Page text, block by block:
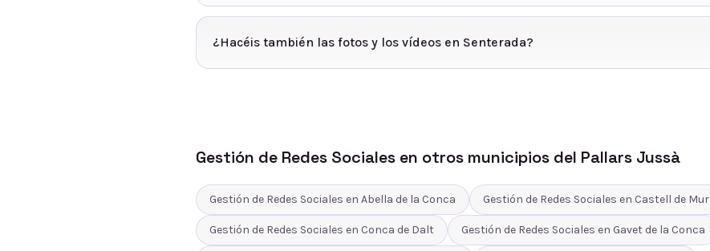
¿Hacéis también las fotos y los vídeos en Senterada?
Gestión de Redes Sociales en otros municipios del Pallars Jussà
Gestión de Redes Sociales en Abella de la Conca Gestión de Redes Sociales en Castell de Mur
Gestión de Redes Sociales en Conca de Dalt Gestión de Redes Sociales en Gavet de la Conca